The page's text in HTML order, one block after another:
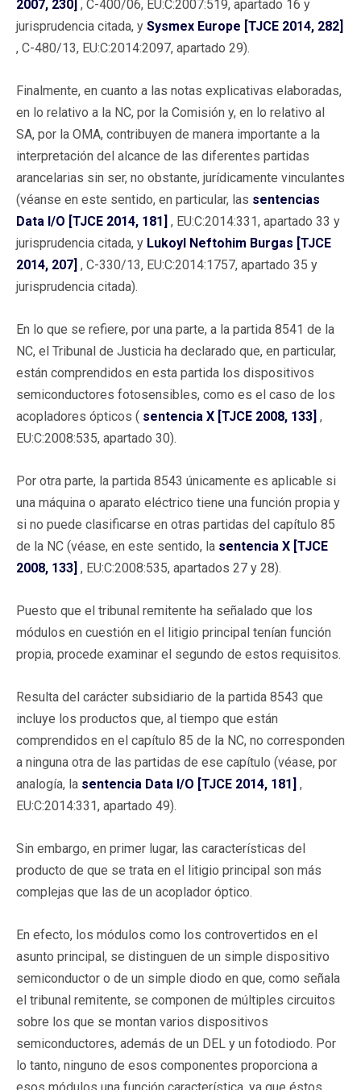
2007, 230] , C-400/06, EU:C:2007:519, apartado 16 y
jurisprudencia citada, y Sysmex Europe [TJCE 2014, 282]
, C-480/13, EU:C:2014:2097, apartado 29).
Finalmente, en cuanto a las notas explicativas elaboradas,
en lo relativo a la NC, por la Comisión y, en lo relativo al
SA, por la OMA, contribuyen de manera importante a la
interpretación del alcance de las diferentes partidas
arancelarias sin ser, no obstante, jurídicamente vinculantes
(véanse en este sentido, en particular, las sentencias
Data I/O [TJCE 2014, 181] , EU:C:2014:331, apartado 33 y
jurisprudencia citada, y Lukoyl Neftohim Burgas [TJCE
2014, 207] , C-330/13, EU:C:2014:1757, apartado 35 y
jurisprudencia citada).
En lo que se refiere, por una parte, a la partida 8541 de la
NC, el Tribunal de Justicia ha declarado que, en particular,
están comprendidos en esta partida los dispositivos
semiconductores fotosensibles, como es el caso de los
acopladores ópticos ( sentencia X [TJCE 2008, 133] ,
EU:C:2008:535, apartado 30).
Por otra parte, la partida 8543 únicamente es aplicable si
una máquina o aparato eléctrico tiene una función propia y
si no puede clasificarse en otras partidas del capítulo 85
de la NC (véase, en este sentido, la sentencia X [TJCE
2008, 133] , EU:C:2008:535, apartados 27 y 28).
Puesto que el tribunal remitente ha señalado que los
módulos en cuestión en el litigio principal tenían función
propia, procede examinar el segundo de estos requisitos.
Resulta del carácter subsidiario de la partida 8543 que
incluye los productos que, al tiempo que están
comprendidos en el capítulo 85 de la NC, no corresponden
a ninguna otra de las partidas de ese capítulo (véase, por
analogía, la sentencia Data I/O [TJCE 2014, 181] ,
EU:C:2014:331, apartado 49).
Sin embargo, en primer lugar, las características del
producto de que se trata en el litigio principal son más
complejas que las de un acoplador óptico.
En efecto, los módulos como los controvertidos en el
asunto principal, se distinguen de un simple dispositivo
semiconductor o de un simple diodo en que, como señala
el tribunal remitente, se componen de múltiples circuitos
sobre los que se montan varios dispositivos
semiconductores, además de un DEL y un fotodiodo. Por
lo tanto, ninguno de esos componentes proporciona a